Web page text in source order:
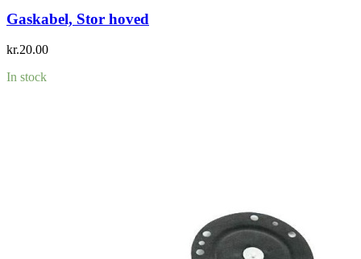
Gaskabel, Stor hoved
kr.20.00
In stock